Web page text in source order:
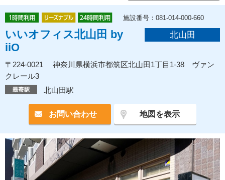
施設番号：081-014-000-660
いいオフィス北山田 by
iiO
北山田
〒224-0021 神奈川県横浜市都筑区北山田1丁目1-38 ヴァン
クレール3
北山田駅
お問い合わせ 地図を表示